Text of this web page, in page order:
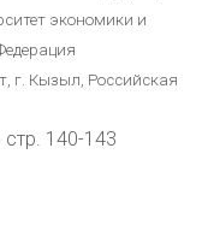
экономики и
г. Кызыл, Российская
140-143